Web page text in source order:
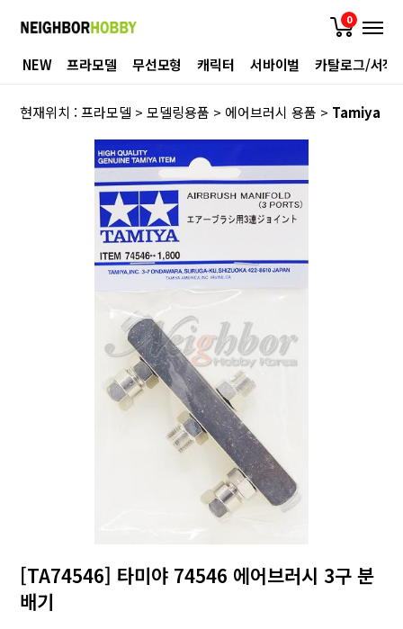
0
NEW 프라모델 무선모형 캐릭터 서바이벌 카탈로그/서적
현재위치 :프라모델 >모델링용품 > 에어브러시 용품 > Tamiya
[TA74546] 타미야 74546 에어브러시 3구 분
배기